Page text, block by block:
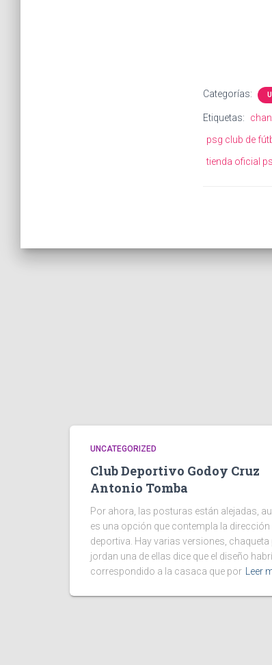
Categorías:
Etiquetas:
psg club de
tienda oficial
UNCATEGORIZED
Club Deportivo Godoy Cruz
Antonio Tomba
Por ahora, las posturas están alejadas,
es una opción que contempla la dirección
deportiva. Hay varias versiones, chaqueta
jordan una de ellas dice que el diseño
correspondido a la casaca que por
Leer